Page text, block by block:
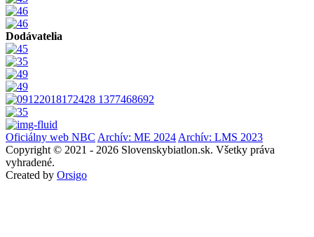
Dodávatelia
Oficiálny web NBC Archív: ME 2024 Archív: LMS 2023
Copyright © 2021 - 2026 Slovenskybiatlon.sk. Všetky práva
vyhradené.
Created by Orsigo